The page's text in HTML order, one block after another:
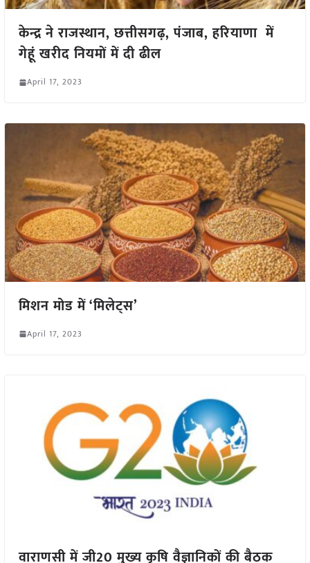
केन्द्र ने राजस्थान, छत्तीसगढ़, पंजाब, हरियाणा में
गेहूं खरीद नियमों में दी ढील
April 17, 2023
मिशन मोड में ‘मिलेट्स’
April 17, 2023
वाराणसी में जी20 मुख्य कृषि वैज्ञानिकों की बैठक